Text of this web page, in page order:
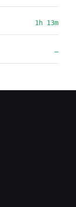
1h 13m
—